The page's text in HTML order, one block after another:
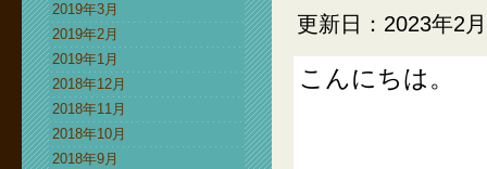
2019年3月
2019年2月
2019年1月
2018年12月
2018年11月
2018年10月
2018年9月
更新日：2023年2
こんにちは。